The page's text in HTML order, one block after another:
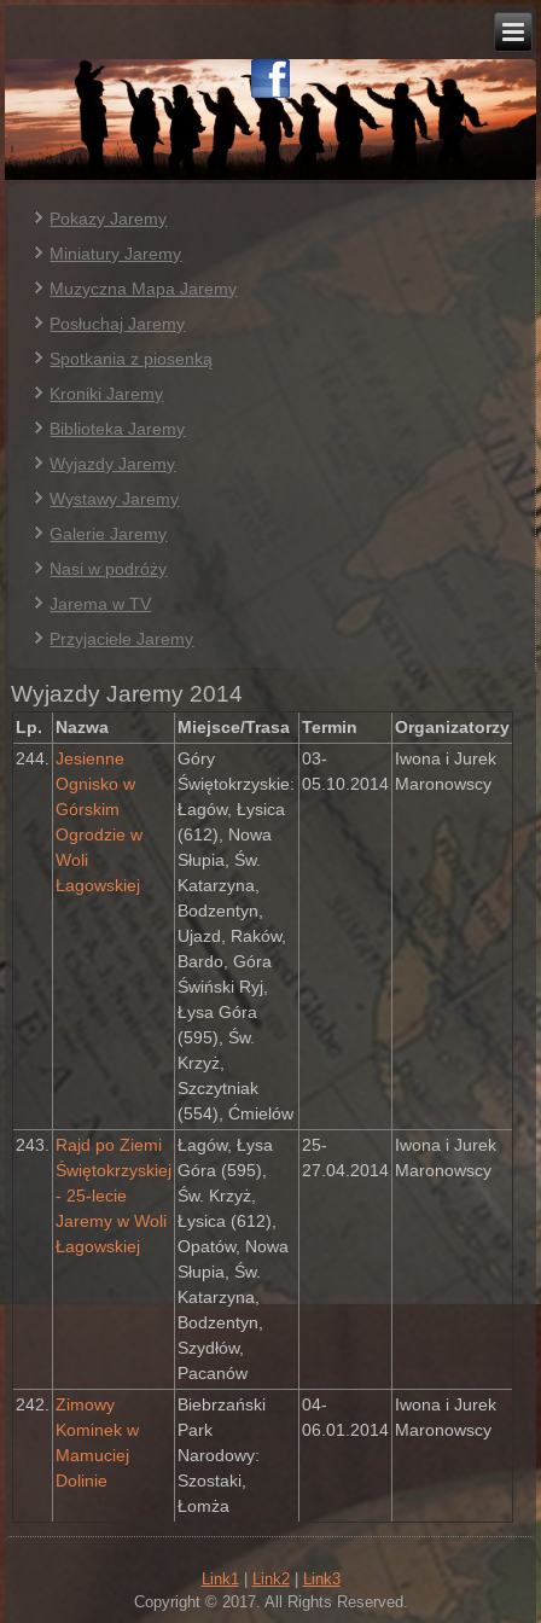
Pokazy Jaremy
Miniatury Jaremy
Muzyczna Mapa Jaremy
Posłuchaj Jaremy
Spotkania z piosenką
Kroniki Jaremy
Biblioteka Jaremy
Wyjazdy Jaremy
Wystawy Jaremy
Galerie Jaremy
Nasi w podróży
Jarema w TV
Przyjaciele Jaremy
Wyjazdy Jaremy 2014
Lp. Nazwa Miejsce/Trasa Termin
Organizatorzy
244. Jesienne
Ognisko w
Górskim
Ogrodzie w
Woli
Łagowskiej
Góry
Świętokrzyskie:
Łagów, Łysica
(612), Nowa
Słupia, Św.
Katarzyna,
Bodzentyn,
Ujazd, Raków,
Bardo, Góra
Świński Ryj,
Łysa Góra
(595), Św.
Krzyż,
Szczytniak
(554), Ćmielów
03-
05.10.2014
Iwona i Jurek
Maronowscy
243. Rajd po Ziemi
Świętokrzyskiej
- 25-lecie
Jaremy w Woli
Łagowskiej
Łagów, Łysa
Góra (595),
Św. Krzyż,
Łysica (612),
Opatów, Nowa
Słupia, Św.
Katarzyna,
Bodzentyn,
Szydłów,
Pacanów
25-
27.04.2014
Iwona i Jurek
Maronowscy
242. Zimowy
Kominek w
Mamuciej
Dolinie
Biebrzański
Park
Narodowy:
Szostaki,
Łomża
04-
06.01.2014
Iwona i Jurek
Maronowscy
Link1 Link2|
Link3
Copyright © 2017. All Rights Reserved.